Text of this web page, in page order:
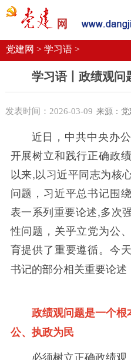
党建要闻
机关党建
校园党
党建网 > 学习语 >
学习语丨政绩观问
发表时间：2026-03-09 来源：党
近日，中共中央办
开展树立和践行正确政
以来,以习近平同志为核
问题，习近平总书记围
表一系列重要论述,多次
性问题，关乎立党为公
育提供了重要遵循。今天
书记的部分相关重要论述
政绩观问题是一个
公、执政为民
必须树立正确政绩观